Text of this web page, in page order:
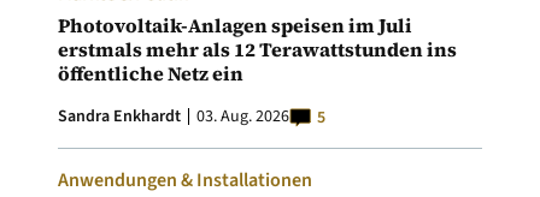
Photovoltaik-Anlagen speisen im Juli
erstmals mehr als 12 Terawattstunden ins
öffentliche Netz ein
Sandra Enkhardt 03. Aug. 2026 5
Anwendungen & Installationen